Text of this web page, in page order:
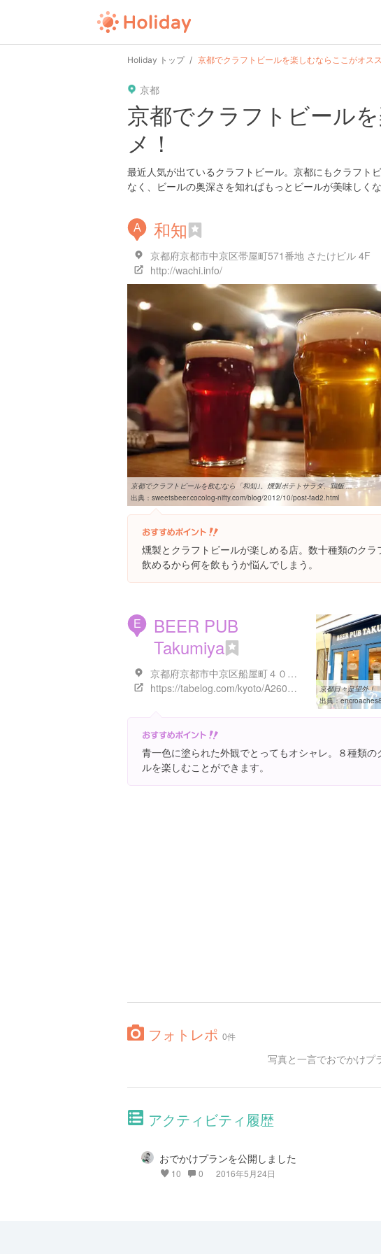
Holiday トップ 京都でクラフトビールを楽しむならここがオス
京都
京都でクラフトビール
メ！
最近人気が出ているクラフトビール。京都にもクラフト
なく、ビールの奥深さを知ればもっとビールが美味しくな
A 和知
京都府京都市中京区帯屋町571番地 さたけビル 4F
http://wachi.info/
京都でクラフトビールを飲むなら「和知｣。燻製ポテトサラダ、鶏飯 ...
出典： sweetsbeer.cocolog-nifty.com/blog/2012/10/post-fad2.html
燻製とクラフトビールが楽しめる店。数十種類のクラ
飲めるから何を飲もうか悩んでしまう。
E
BEER PUB
Takumiya
京都府京都市中京区船屋町４００-１
https://tabelog.com/kyoto/A2601/A260202/26025275/
京都日々是望外！
出典：
青一色に塗られた外観でとってもオシャレ。８種類の
ルを楽しむことができます。
フォトレポ 0件
写真と一言でおでかけプ
アクティビティ履歴
おでかけプランを公開しました
10 0 2016年5月24日